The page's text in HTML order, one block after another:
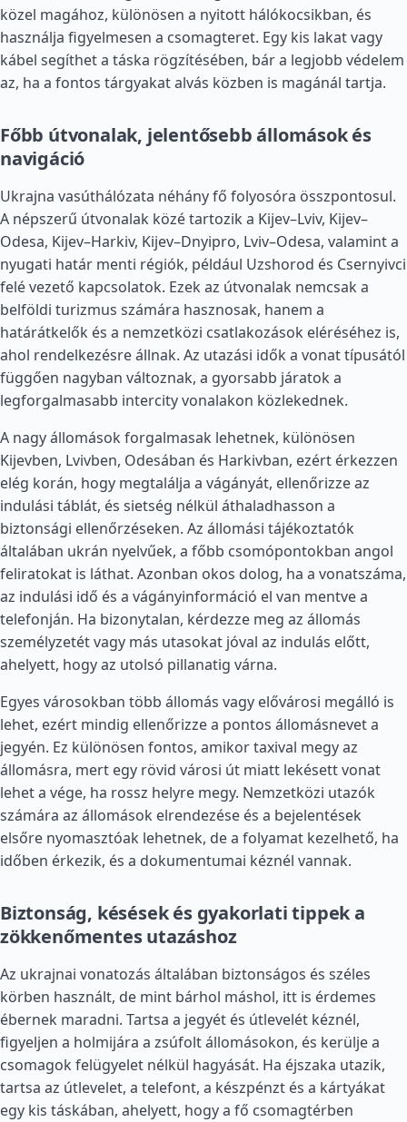
közel magához, különösen a nyitott hálókocsikban, és
használja figyelmesen a csomagteret. Egy kis lakat vagy
kábel segíthet a táska rögzítésében, bár a legjobb védelem
az, ha a fontos tárgyakat alvás közben is magánál tartja.
Főbb útvonalak, jelentősebb állomások és
navigáció
Ukrajna vasúthálózata néhány fő folyosóra összpontosul.
A népszerű útvonalak közé tartozik a Kijev–Lviv, Kijev–
Odesa, Kijev–Harkiv, Kijev–Dnyipro, Lviv–Odesa, valamint a
nyugati határ menti régiók, például Uzshorod és Csernyivci
felé vezető kapcsolatok. Ezek az útvonalak nemcsak a
belföldi turizmus számára hasznosak, hanem a
határátkelők és a nemzetközi csatlakozások eléréséhez is,
ahol rendelkezésre állnak. Az utazási idők a vonat típusától
függően nagyban változnak, a gyorsabb járatok a
legforgalmasabb intercity vonalakon közlekednek.
A nagy állomások forgalmasak lehetnek, különösen
Kijevben, Lvivben, Odesában és Harkivban, ezért érkezzen
elég korán, hogy megtalálja a vágányát, ellenőrizze az
indulási táblát, és sietség nélkül áthaladhasson a
biztonsági ellenőrzéseken. Az állomási tájékoztatók
általában ukrán nyelvűek, a főbb csomópontokban angol
feliratokat is láthat. Azonban okos dolog, ha a vonatszáma,
az indulási idő és a vágányinformáció el van mentve a
telefonján. Ha bizonytalan, kérdezze meg az állomás
személyzetét vagy más utasokat jóval az indulás előtt,
ahelyett, hogy az utolsó pillanatig várna.
Egyes városokban több állomás vagy elővárosi megálló is
lehet, ezért mindig ellenőrizze a pontos állomásnevet a
jegyén. Ez különösen fontos, amikor taxival megy az
állomásra, mert egy rövid városi út miatt lekésett vonat
lehet a vége, ha rossz helyre megy. Nemzetközi utazók
számára az állomások elrendezése és a bejelentések
elsőre nyomasztóak lehetnek, de a folyamat kezelhető, ha
időben érkezik, és a dokumentumai kéznél vannak.
Biztonság, késések és gyakorlati tippek a
zökkenőmentes utazáshoz
Az ukrajnai vonatozás általában biztonságos és széles
körben használt, de mint bárhol máshol, itt is érdemes
ébernek maradni. Tartsa a jegyét és útlevelét kéznél,
figyeljen a holmijára a zsúfolt állomásokon, és kerülje a
csomagok felügyelet nélkül hagyását. Ha éjszaka utazik,
tartsa az útlevelet, a telefont, a készpénzt és a kártyákat
egy kis táskában, ahelyett, hogy a fő csomagtérben